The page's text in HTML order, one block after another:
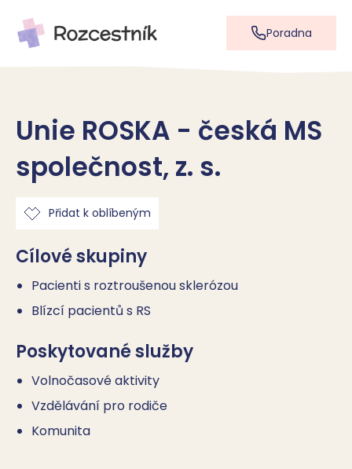
Poradna
Unie ROSKA - česká MS
společnost, z. s.
Přidat k oblíbeným
Cílové skupiny
Pacienti s roztroušenou sklerózou
Blízcí pacientů s RS
Poskytované služby
Volnočasové aktivity
Vzdělávání pro rodiče
Komunita